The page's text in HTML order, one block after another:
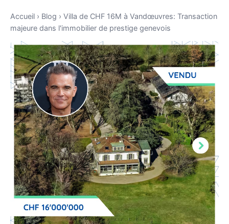
Accueil › Blog › Villa de CHF 16M à Vandœuvres: Transaction
majeure dans l'immobilier de prestige genevois